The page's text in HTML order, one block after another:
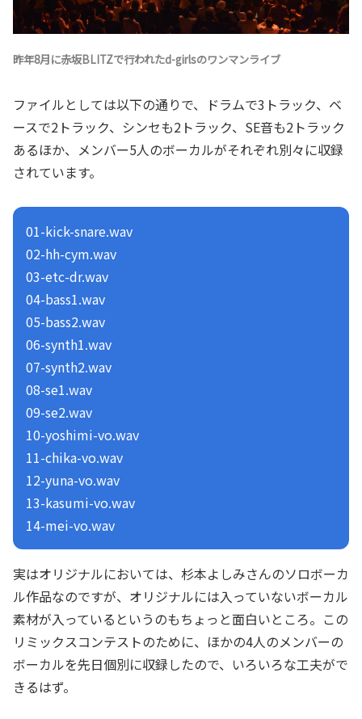
昨年8月に赤坂BLITZで行われたd-girlsのワンマンライブ
ファイルとしては以下の通りで、ドラムで3トラック、ベ
ースで2トラック、シンセも2トラック、SE音も2トラック
あるほか、メンバー5人のボーカルがそれぞれ別々に収録
されています。
01-kick-snare.wav
02-hh-cym.wav
03-etc-dr.wav
04-bass1.wav
05-bass2.wav
06-synth1.wav
07-synth2.wav
08-se1.wav
09-se2.wav
10-yoshimi-vo.wav
11-chika-vo.wav
12-yuna-vo.wav
13-kasumi-vo.wav
14-mei-vo.wav
実はオリジナルにおいては、杉本よしみさんのソロボーカ
ル作品なのですが、オリジナルには入っていないボーカル
素材が入っているというのもちょっと面白いところ。この
リミックスコンテストのために、ほかの4人のメンバーの
ボーカルを先日個別に収録したので、いろいろな工夫がで
きるはず。